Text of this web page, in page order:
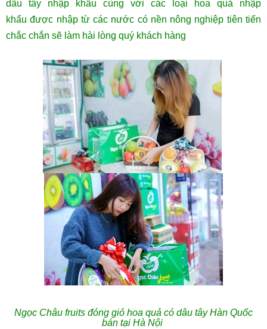
dâu tây nhập khẩu cùng với các loại hoa quả nhập
khẩu được nhập từ các nước có nền nông nghiệp tiên tiến
chắc chắn sẽ làm hài lòng quý khách hàng
Ngọc Châu fruits đóng giỏ hoa quả có dâu tây Hàn Quốc
bán tại Hà Nội